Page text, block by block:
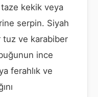
taze kekik veya
serpin. Siyah
ve karabiber
ince
ferahlık ve